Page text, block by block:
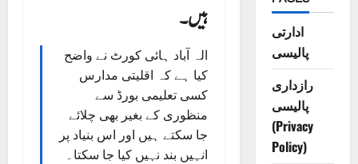
ہیں۔
الہ آباد ہائی کورٹ نے واضح
کیا ہے کہ اقلیتی مدارس
کسی تعلیمی بورڈ سے
منظوری کے بغیر بھی چلائے
جا سکتے ہیں اور اس بنیاد پر
انہیں بند نہیں کیا جا سکتا۔
ادارتی
پالیسی
رازداری
پالیسی
(Privacy
Policy)